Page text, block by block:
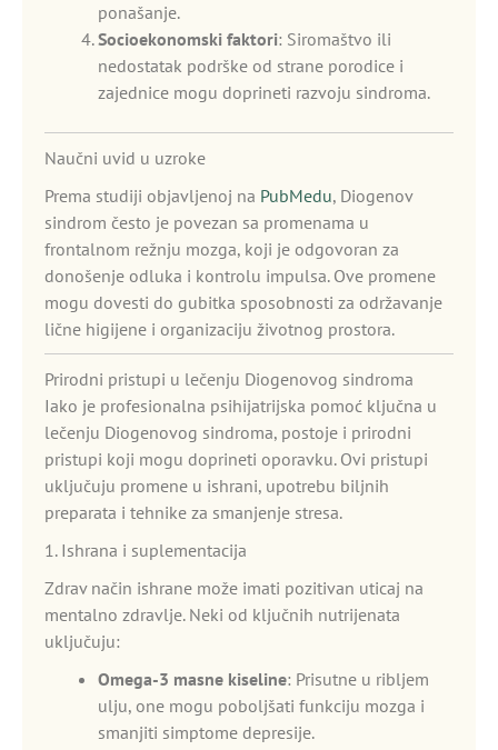
ponašanje.
Socioekonomski faktori: Siromaštvo ili
nedostatak podrške od strane porodice i
zajednice mogu doprineti razvoju sindroma.
Naučni uvid u uzroke
Prema studiji objavljenoj na PubMedu, Diogenov
sindrom često je povezan sa promenama u
frontalnom režnju mozga, koji je odgovoran za
donošenje odluka i kontrolu impulsa. Ove promene
mogu dovesti do gubitka sposobnosti za održavanje
lične higijene i organizaciju životnog prostora.
Prirodni pristupi u lečenju Diogenovog sindroma
Iako je profesionalna psihijatrijska pomoć ključna u
lečenju Diogenovog sindroma, postoje i prirodni
pristupi koji mogu doprineti oporavku. Ovi pristupi
uključuju promene u ishrani, upotrebu biljnih
preparata i tehnike za smanjenje stresa.
1. Ishrana i suplementacija
Zdrav način ishrane može imati pozitivan uticaj na
mentalno zdravlje. Neki od ključnih nutrijenata
uključuju:
Omega-3 masne kiseline: Prisutne u ribljem
ulju, one mogu poboljšati funkciju mozga i
smanjiti simptome depresije.